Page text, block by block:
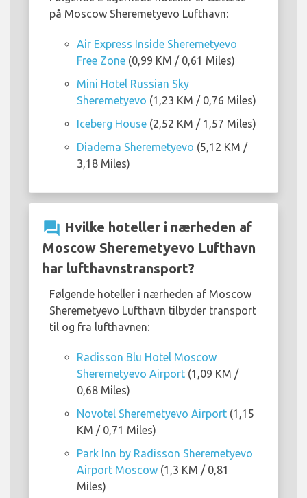
på Moscow Sheremetyevo Lufthavn:
Air Express Inside Sheremetyevo
Free Zone (0,99 KM / 0,61 Miles)
Mini Hotel Russian Sky
Sheremetyevo (1,23 KM / 0,76 Miles)
Iceberg House (2,52 KM / 1,57 Miles)
Diadema Sheremetyevo (5,12 KM /
3,18 Miles)
question_answer Hvilke hoteller i nærheden af
Moscow Sheremetyevo Lufthavn
har lufthavnstransport?
Følgende hoteller i nærheden af Moscow
Sheremetyevo Lufthavn tilbyder transport
til og fra lufthavnen:
Radisson Blu Hotel Moscow
Sheremetyevo Airport (1,09 KM /
0,68 Miles)
Novotel Sheremetyevo Airport (1,15
KM / 0,71 Miles)
Park Inn by Radisson Sheremetyevo
Airport Moscow (1,3 KM / 0,81
Miles)